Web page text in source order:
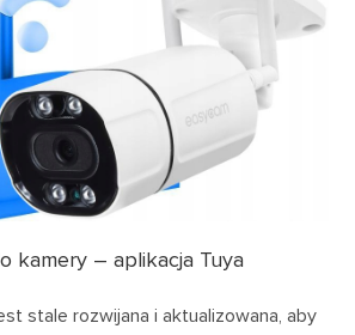
kamery – aplikacja Tuya
stale rozwijana i aktualizowana, aby